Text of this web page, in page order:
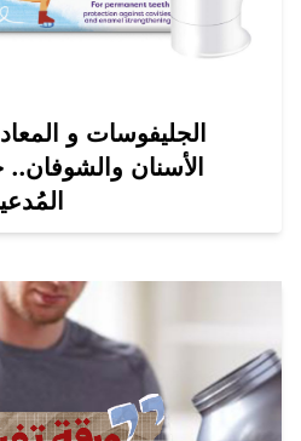
الجليفوسات و
الأسنان